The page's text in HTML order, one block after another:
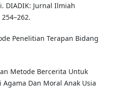
DIADIK: Jurnal Ilmiah
Penelitian Terapan Bidang
Metode Bercerita Untuk
Dan Moral Anak Usia